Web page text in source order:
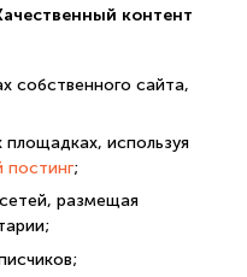
контент
собственного сайта,
площадках, используя
постинг;
размещая